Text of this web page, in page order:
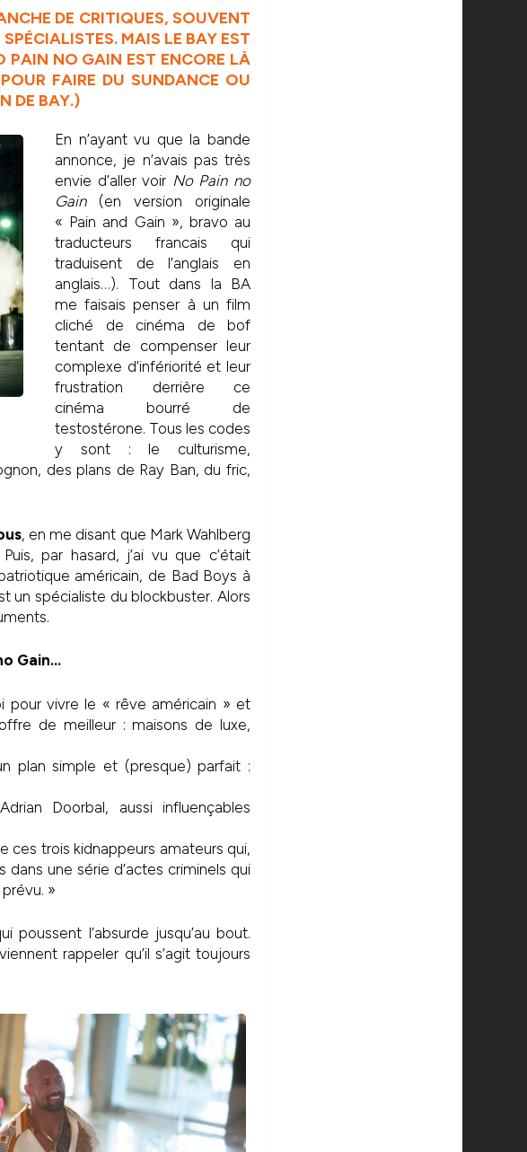
DE CRITIQUES, SOUVENT
MAIS LE BAY EST
PAIN NO GAIN EST ENCORE LÀ
FAIRE DU SUNDANCE OU
DE BAY.)
En n’ayant vu que la bande
annonce, je n’avais pas très
envie d’aller voir No Pain no
Gain(en version originale
« Pain and Gain », bravo au
traducteurs francais qui
traduisent de l’anglais en
anglais…). Tout dans la BA
me faisais penser à un film
cliché de cinéma de bof
tentant de compenser leur
complexe d’infériorité et leur
frustration derrière ce
cinéma bourré de
testostérone. Tous les codes
y sont : le culturisme,
des plans de Ray Ban, du fric,
, en me disant que Mark Wahlberg
par hasard, j’ai vu que c’était
américain, de Bad Boys à
un spécialiste du blockbuster. Alors
Gain…
pour vivre le « rêve américain » et
de meilleur : maisons de luxe,
plan simple et (presque) parfait :
Doorbal, aussi influençables
ces trois kidnappeurs amateurs qui,
une série d’actes criminels qui
»
l’absurde jusqu’au bout.
rappeler qu’il s’agit toujours